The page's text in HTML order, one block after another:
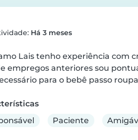
Há 3 meses
Lais tenho experiência com
empregos anteriores sou
para o bebê passo
Paciente